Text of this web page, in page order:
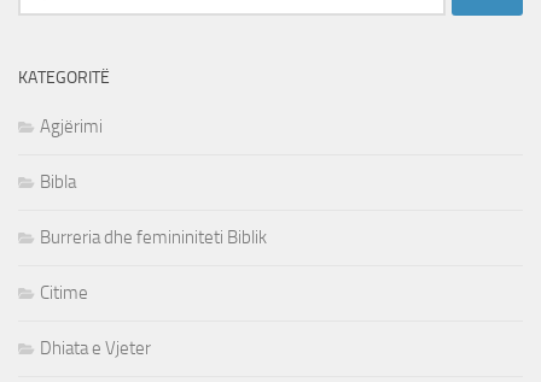
for:
KATEGORITË
Agjërimi
Bibla
Burreria dhe femininiteti Biblik
Citime
Dhiata e Vjeter